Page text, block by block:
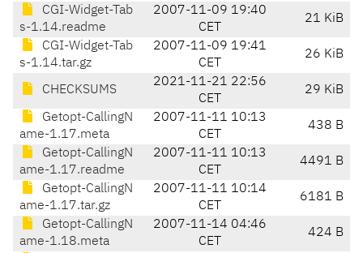
CGI-Widget-Tab
s-1.14.readme
2007-11-09 19:40
CET
21 KiB
CGI-Widget-Tab
s-1.14.tar.gz
2007-11-09 19:41
CET
26 KiB
CHECKSUMS
2021-11-21 22:56
CET
29 KiB
Getopt-CallingN
ame-1.17.meta
2007-11-11 10:13
CET
438 B
Getopt-CallingN
ame-1.17.readme
2007-11-11 10:13
CET
4491 B
Getopt-CallingN
ame-1.17.tar.gz
2007-11-11 10:14
CET
6181 B
Getopt-CallingN
ame-1.18.meta
2007-11-14 04:46
CET
424 B